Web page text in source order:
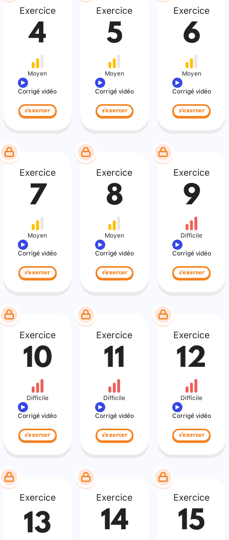
Exercice
4
Moyen
Corrigé vidéo
s'exercer
Exercice
5
Moyen
Corrigé vidéo
s'exercer
Exercice
6
Moyen
Corrigé vidéo
s'exercer
Exercice
7
Moyen
Corrigé vidéo
s'exercer
Exercice
8
Moyen
Corrigé vidéo
s'exercer
Exercice
9
Difficile
Corrigé vidéo
s'exercer
Exercice
10
Difficile
Corrigé vidéo
s'exercer
Exercice
11
Difficile
Corrigé vidéo
s'exercer
Exercice
12
Difficile
Corrigé vidéo
s'exercer
Exercice
13
Exercice
14
Exercice
15